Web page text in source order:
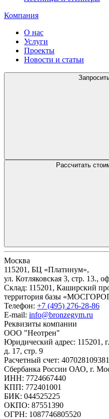
Компания
О нас
Услуги
Проекты
Новости и статьи
Рассчитать
Москва
115201, БЦ «Платинум»,
ул. Котляковская 3, стр. 13.,
Склад: 115201, Каширский
территория базы
Телефон: +7 (495) 276-28-86
E-mail: info@bronzegym.ru
Реквизиты компании
ООО "Неотрен"
Юридический адрес: 115201,
д. 17, стр. 9
Расчетный счет:
Сбербанка России ОАО, г.
ИНН: 7724667440
КПП: 772401001
БИК: 044525225
ОКПО: 87551390
ОГРН: 1087746805520